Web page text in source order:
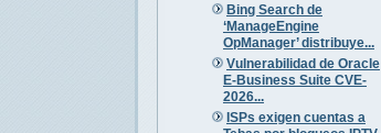
Bing Search de
‘ManageEngine
OpManager’ distribuye...
Vulnerabilidad de Oracle
E-Business Suite CVE-
2026...
ISPs exigen cuentas a